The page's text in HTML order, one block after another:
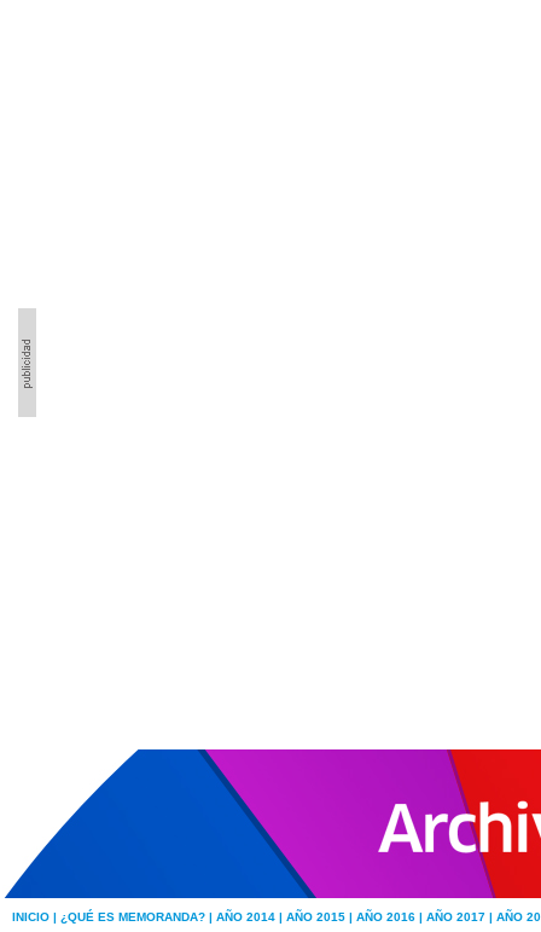
INICIO | ¿QUÉ ES MEMORANDA? | AÑO 2014 | AÑO 2015 | AÑO 2016 | AÑO 2017 | AÑO